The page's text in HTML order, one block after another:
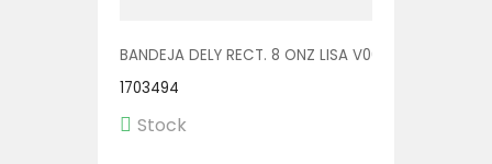
BANDEJA DELY RECT. 8 ONZ LISA V00571/P 1/600
1703494
Stock